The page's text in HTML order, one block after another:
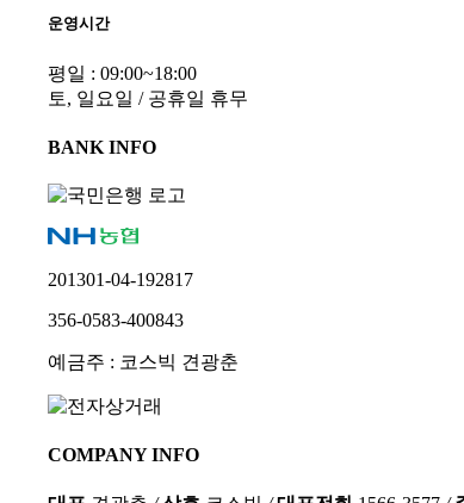
운영시간
평일 : 09:00~18:00
토, 일요일 / 공휴일 휴무
BANK INFO
201301-04-192817
356-0583-400843
예금주 : 코스빅 견광춘
COMPANY INFO